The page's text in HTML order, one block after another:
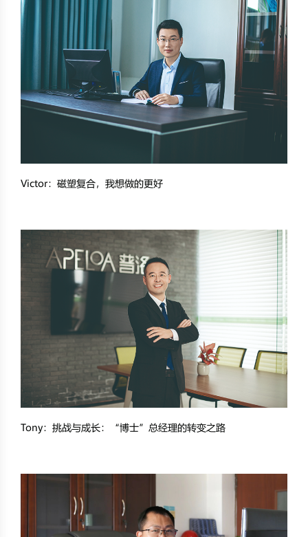
Victor：磁塑复合，我想做的更好
Tony：挑战与成长：“博士”总经理的转变之路